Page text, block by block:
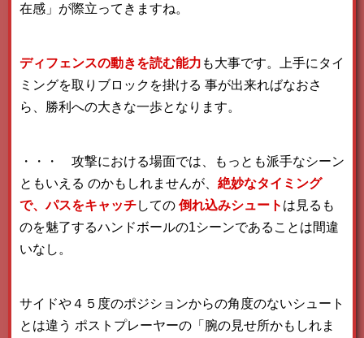
在感」が際立ってきますね。
ディフェンスの動きを読む能力 も大事です。上手にタイ
ミングを取りブロックを掛ける 事が出来ればなおさ
ら、勝利への大きな一歩となります。
・・・ 攻撃における場面では、もっとも派手なシーン
ともいえる のかもしれませんが、 絶妙なタイミング
で、パスをキャッチしての 倒れ込みシュート は見るも
のを魅了するハンドボールの1シーンであることは間違
いなし。
サイドや４５度のポジションからの角度のないシュート
とは違う ポストプレーヤーの「腕の見せ所かもしれま